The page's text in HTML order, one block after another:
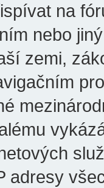
na
nebo
zemi,
adresy